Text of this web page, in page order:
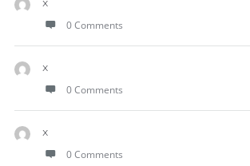
0 Comments
x
0 Comments
x
0 Comments